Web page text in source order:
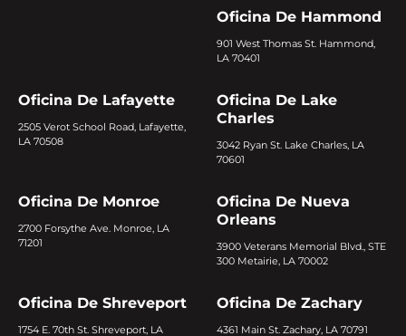
Oficina De Hammond
901 West Thomas St. Hammond,
LA 70401
Oficina De Lafayette
2505 Verot School Road, Lafayette,
LA 70508
Oficina De Lake
Charles
3042 Ryan St. Lake Charles, LA
70601
Oficina De Monroe
2700 Forsythe Ave. Monroe, LA
71201
Oficina De Nueva
Orleans
3900 Veterans Memorial Blvd., STE
300 Metairie, LA 70002
Oficina De Shreveport
1754 E. 70th St. Shreveport, LA
Oficina De Zachary
4361 Main St. Zachary, LA 70791